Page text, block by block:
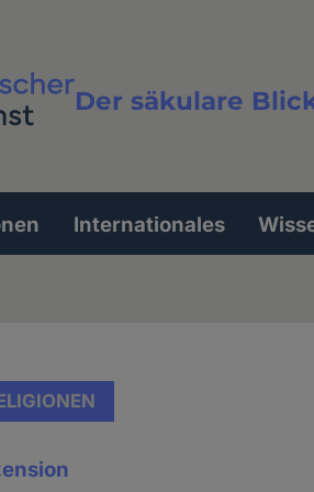
Der säkulare
Volltextsuche
Internationales